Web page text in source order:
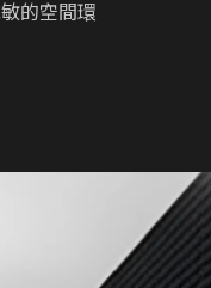
的空間環